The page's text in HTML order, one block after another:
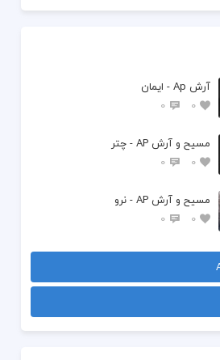
آرش Ap - ایمان
0
0
مسیح و آرش AP - چتر
0
0
مسیح و آرش AP - نرو
0
0